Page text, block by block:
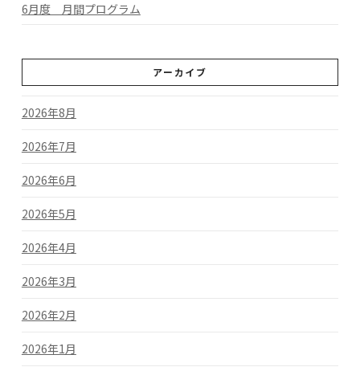
6月度 月間プログラム
アーカイブ
2026年8月
2026年7月
2026年6月
2026年5月
2026年4月
2026年3月
2026年2月
2026年1月